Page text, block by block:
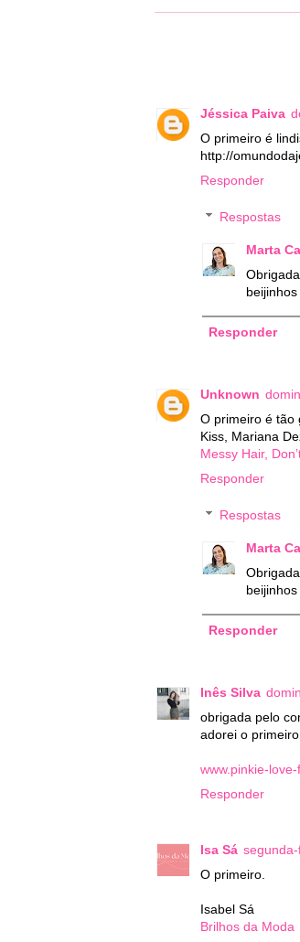
Jéssica Paiva
O primeiro é
http://
Responder
Respostas
Marta
beijinhos
Responder
Unknown
O primeiro é tão
Kiss, Mariana
Messy Hair,
Responder
Respostas
Marta
beijinhos
Responder
Inês Silva
obrigada pelo
adorei o
www.pinkie-
Responder
Isa Sá
O primeiro.
Isabel Sá
Brilhos da Moda